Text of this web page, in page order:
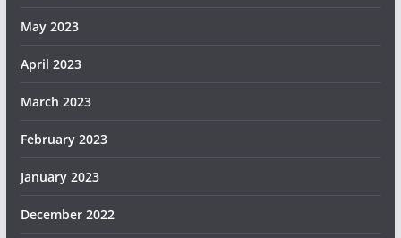
May 2023
April 2023
March 2023
February 2023
January 2023
December 2022